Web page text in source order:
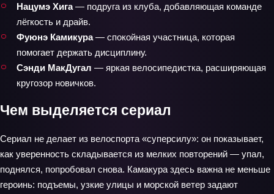
Нацумэ Хига— подруга из клуба, добавляющая команде
лёгкость и драйв.
Фуюнэ Камикура— спокойная участница, которая
помогает держать дисциплину.
Сэнди МакДугал — яркая велосипедистка, расширяющая
кругозор новичков.
Чем выделяется сериал
Сериал не делает из велоспорта «суперсилу»: он показывает,
как уверенность складывается из мелких повторений — упал,
поднялся, попробовал снова. Камакура здесь важна не меньше
героинь: подъемы, узкие улицы и морской ветер задают